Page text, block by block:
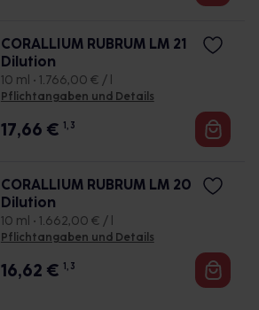
CORALLIUM RUBRUM LM 21
Dilution
10 ml • 1.766,00 € / l
Pflichtangaben und Details
17,66 € 1, 3
CORALLIUM RUBRUM LM 20
Dilution
10 ml • 1.662,00 € / l
Pflichtangaben und Details
16,62 € 1, 3